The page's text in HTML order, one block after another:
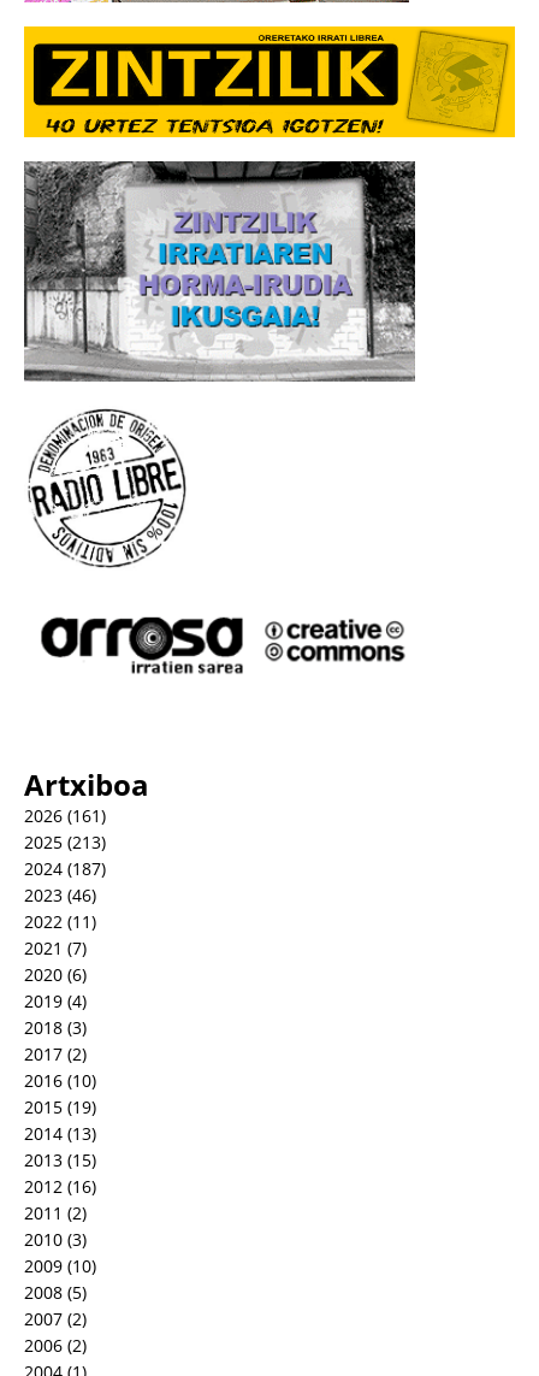
Artxiboa
2026 (161)
2025 (213)
2024 (187)
2023 (46)
2022 (11)
2021 (7)
2020 (6)
2019 (4)
2018 (3)
2017 (2)
2016 (10)
2015 (19)
2014 (13)
2013 (15)
2012 (16)
2011 (2)
2010 (3)
2009 (10)
2008 (5)
2007 (2)
2006 (2)